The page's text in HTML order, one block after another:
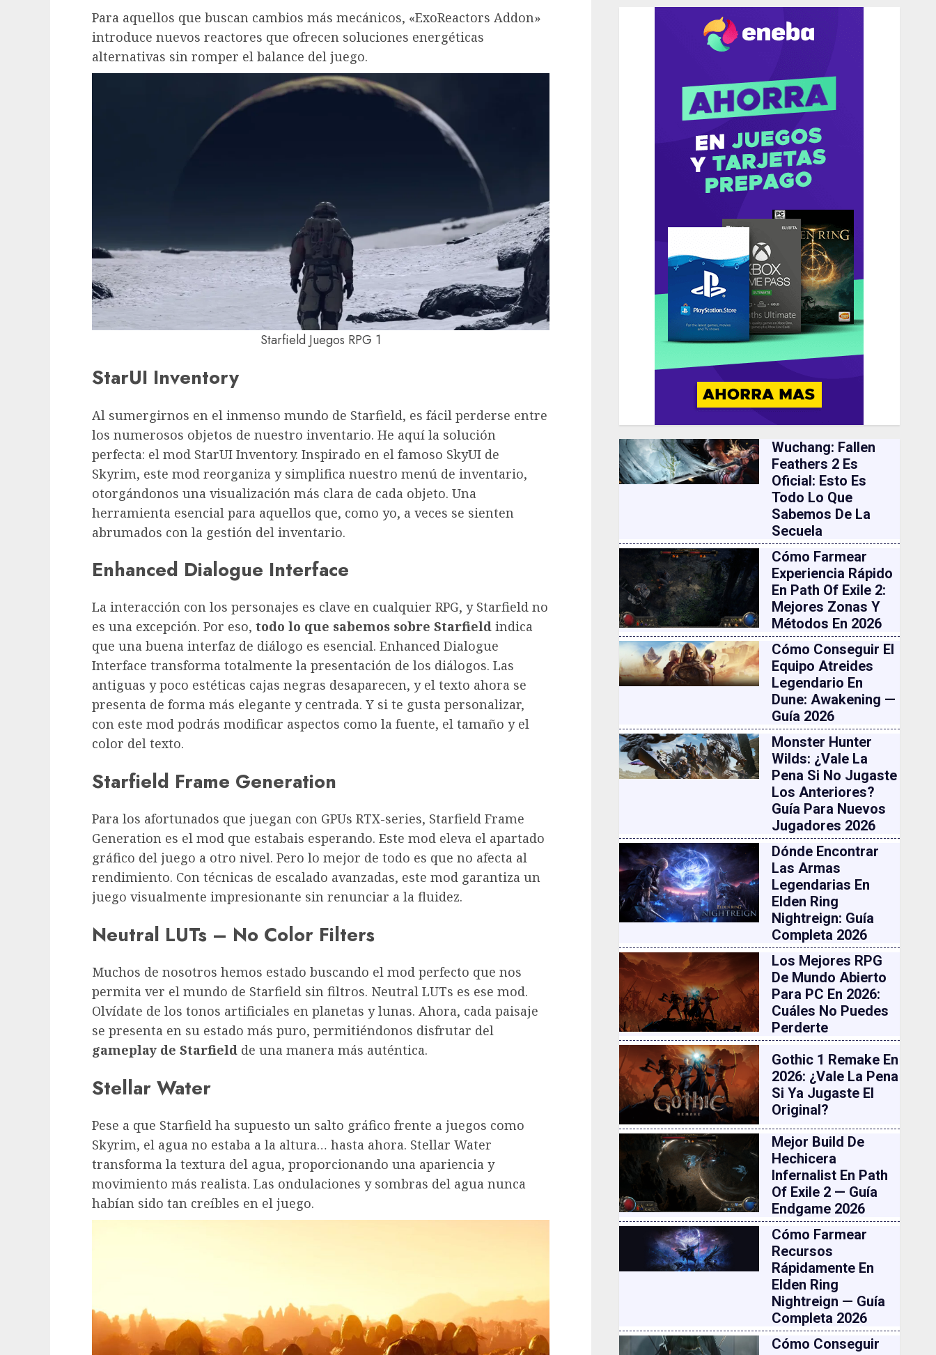
Para aquellos que buscan cambios más mecánicos, «ExoReactors Addon»
introduce nuevos reactores que ofrecen soluciones energéticas
alternativas sin romper el balance del juego.
Starfield Juegos RPG 1
StarUI Inventory
Al sumergirnos en el inmenso mundo de Starfield, es fácil perderse entre
los numerosos objetos de nuestro inventario. He aquí la solución
perfecta: el mod StarUI Inventory. Inspirado en el famoso SkyUI de
Skyrim, este mod reorganiza y simplifica nuestro menú de inventario,
otorgándonos una visualización más clara de cada objeto. Una
herramienta esencial para aquellos que, como yo, a veces se sienten
abrumados con la gestión del inventario.
Enhanced Dialogue Interface
La interacción con los personajes es clave en cualquier RPG, y Starfield no
es una excepción. Por eso, todo lo que sabemos sobre Starfield indica
que una buena interfaz de diálogo es esencial. Enhanced Dialogue
Interface transforma totalmente la presentación de los diálogos. Las
antiguas y poco estéticas cajas negras desaparecen, y el texto ahora se
presenta de forma más elegante y centrada. Y si te gusta personalizar,
con este mod podrás modificar aspectos como la fuente, el tamaño y el
color del texto.
Starfield Frame Generation
Para los afortunados que juegan con GPUs RTX-series, Starfield Frame
Generation es el mod que estabais esperando. Este mod eleva el apartado
gráfico del juego a otro nivel. Pero lo mejor de todo es que no afecta al
rendimiento. Con técnicas de escalado avanzadas, este mod garantiza un
juego visualmente impresionante sin renunciar a la fluidez.
Neutral LUTs – No Color Filters
Muchos de nosotros hemos estado buscando el mod perfecto que nos
permita ver el mundo de Starfield sin filtros. Neutral LUTs es ese mod.
Olvídate de los tonos artificiales en planetas y lunas. Ahora, cada paisaje
se presenta en su estado más puro, permitiéndonos disfrutar del
gameplay de Starfield de una manera más auténtica.
Stellar Water
Pese a que Starfield ha supuesto un salto gráfico frente a juegos como
Skyrim, el agua no estaba a la altura… hasta ahora. Stellar Water
transforma la textura del agua, proporcionando una apariencia y
movimiento más realista. Las ondulaciones y sombras del agua nunca
habían sido tan creíbles en el juego.
Wuchang: Fallen
Feathers 2 Es
Oficial: Esto Es
Todo Lo Que
Sabemos De La
Secuela
Cómo Farmear
Experiencia Rápido
En Path Of Exile 2:
Mejores Zonas Y
Métodos En 2026
Cómo Conseguir El
Equipo Atreides
Legendario En
Dune: Awakening —
Guía 2026
Monster Hunter
Wilds: ¿vale La
Pena Si No Jugaste
Los Anteriores?
Guía Para Nuevos
Jugadores 2026
Dónde Encontrar
Las Armas
Legendarias En
Elden Ring
Nightreign: Guía
Completa 2026
Los Mejores RPG
De Mundo Abierto
Para PC En 2026:
Cuáles No Puedes
Perderte
Gothic 1 Remake En
2026: ¿vale La Pena
Si Ya Jugaste El
Original?
Mejor Build De
Hechicera
Infernalist En Path
Of Exile 2 — Guía
Endgame 2026
Cómo Farmear
Recursos
Rápidamente En
Elden Ring
Nightreign — Guía
Completa 2026
Cómo Conseguir